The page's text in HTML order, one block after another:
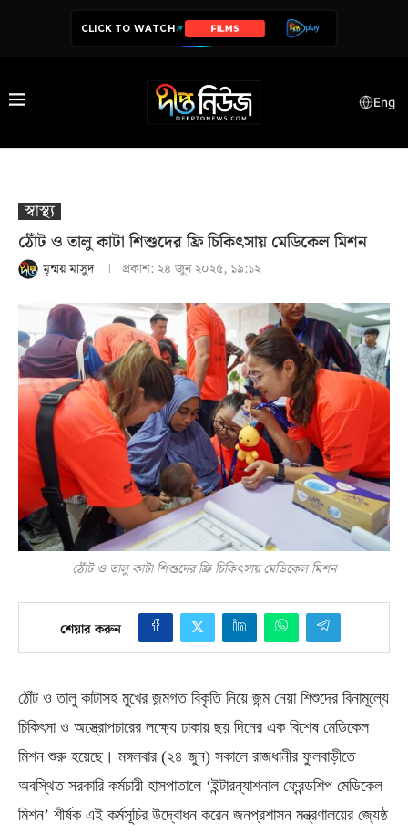
CLICK TO WATCH SERIES
Eng
স্বাস্থ‍্য
ঠোঁট ও তালু কাটা শিশুদের ফ্রি চিকিৎসায় মেডিকেল মিশন
মৃন্ময় মাসুদ প্রকাশ: ২৪ জুন ২০২৫, ১৯:১২
ঠোঁট ও তালু কাটা শিশুদের ফ্রি চিকিৎসায় মেডিকেল মিশন
শেয়ার করুন
ঠোঁট ও তালু কাটাসহ মুখের জন্মগত বিকৃতি নিয়ে জন্ম নেয়া শিশুদের বিনামূল্যে
চিকিৎসা ও অস্ত্রোপচারের লক্ষ্যে ঢাকায় ছয় দিনের এক বিশেষ মেডিকেল
মিশনশুরু হয়েছে। মঙ্গলবার (২৪ জুন) সকালে রাজধানীর ফুলবাড়ীতে
অবস্থিত সরকারি কর্মচারী হাসপাতালে ‘ইন্টারন্যাশনাল ফ্রেন্ডশিপ মেডিকেল
মিশন’ শীর্ষক এই কর্মসূচির উদ্বোধন করেন জনপ্রশাসন মন্ত্রণালয়ের জ্যেষ্ঠ